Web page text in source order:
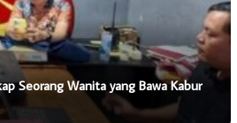
Seorang Wanita yang Bawa Kabur